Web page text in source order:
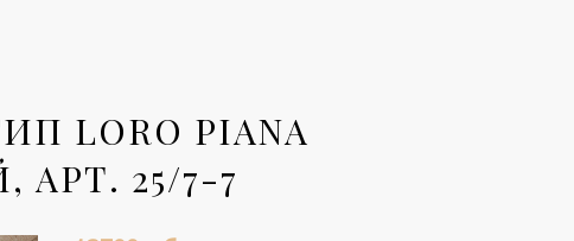
LORO PIANA
25/7-7